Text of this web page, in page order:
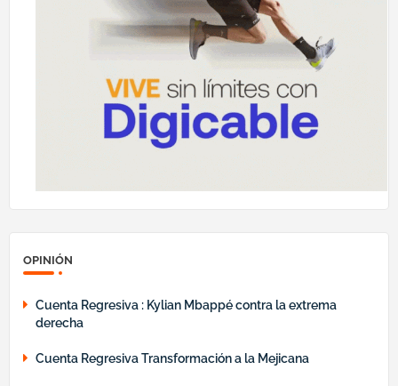
OPINIÓN
Cuenta Regresiva : Kylian Mbappé contra la extrema
derecha
Cuenta Regresiva Transformación a la Mejicana